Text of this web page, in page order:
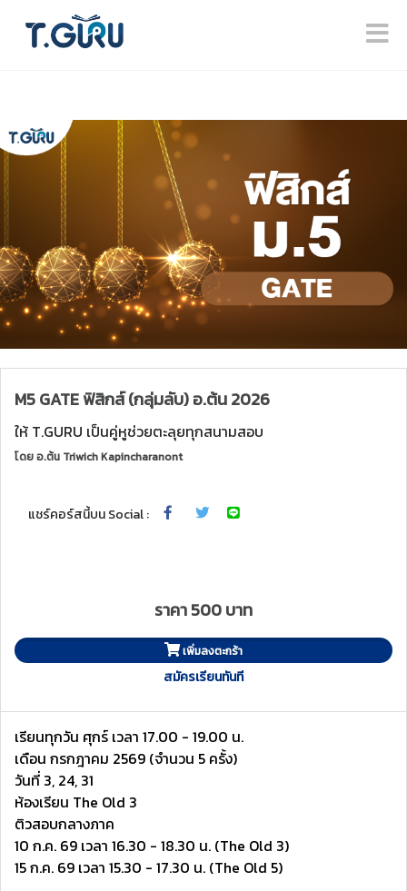
M5 GATE ฟิสิกส์ (กลุ่มลับ) อ.ต้น 2026
ให้ T.GURU เป็นคู่หูช่วยตะลุยทุกสนามสอบ
โดยอ.ต้น Triwich Kapincharanont
แชร์คอร์สนี้บน Social :
ราคา 500 บาท
เพิ่มลงตะกร้า
สมัครเรียนทันที
เรียนทุกวัน ศุกร์ เวลา 17.00 - 19.00 น.
เดือน กรกฎาคม 2569 (จำนวน 5 ครั้ง)
วันที่ 3, 24, 31
ห้องเรียน The Old 3
ติวสอบกลางภาค
10 ก.ค. 69 เวลา 16.30 - 18.30 น. (The Old 3)
15 ก.ค. 69 เวลา 15.30 - 17.30 น. (The Old 5)